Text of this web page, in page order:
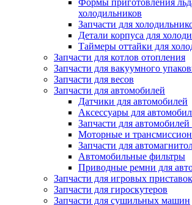
Формы приготовления
холодильников
Запчасти для
Детали корпуса для
Таймеры оттайки для
Запчасти для котлов отопления
Запчасти для вакуумного
Запчасти для весов
Запчасти для автомобилей
Датчики для автомобилей
Аксессуары для
Запчасти для автомобилей
Моторные и
Запчасти для
Автомобильные фильтры
Приводные ремни для
Запчасти для игровых приставок
Запчасти для гироскутеров
Запчасти для сушильных машин